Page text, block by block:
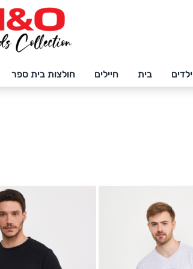
ילדים בית חיילים חולצות בית ספר